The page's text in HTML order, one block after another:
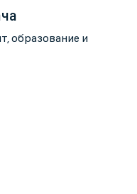
образование и